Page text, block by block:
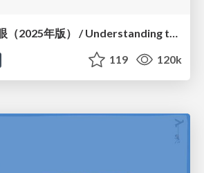
技術選定の審美眼（2025年版） / Understanding the Spiral of Technologies 2025 edition
119 120k